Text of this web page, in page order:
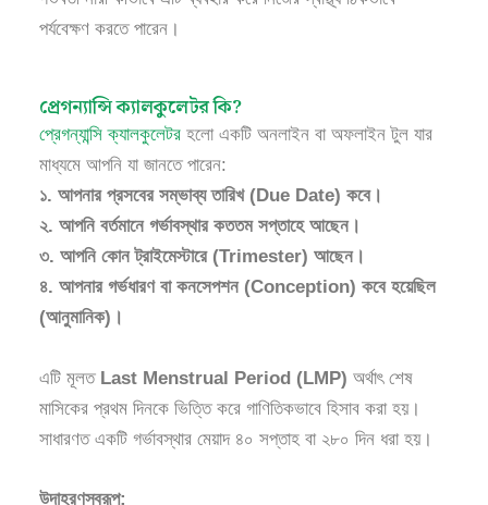
পর্যবেক্ষণ করতে পারেন।
প্রেগন্যান্সি ক্যালকুলেটর কি?
প্রেগন্যান্সি ক্যালকুলেটর হলো একটি অনলাইন বা অফলাইন টুল যার
মাধ্যমে আপনি যা জানতে পারেন:
১. আপনার প্রসবের সম্ভাব্য তারিখ (Due Date) কবে।
২. আপনি বর্তমানে গর্ভাবস্থার কততম সপ্তাহে আছেন।
৩. আপনি কোন ট্রাইমেস্টারে (Trimester) আছেন।
৪. আপনার গর্ভধারণ বা কনসেপশন (Conception) কবে হয়েছিল
(আনুমানিক)।
এটি মূলত Last Menstrual Period (LMP) অর্থাৎ শেষ
মাসিকের প্রথম দিনকে ভিত্তি করে গাণিতিকভাবে হিসাব করা হয়।
সাধারণত একটি গর্ভাবস্থার মেয়াদ ৪০ সপ্তাহ বা ২৮০ দিন ধরা হয়।
উদাহরণস্বরূপ: